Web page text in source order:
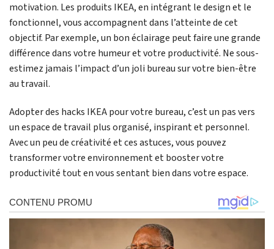
motivation. Les produits IKEA, en intégrant le design et le
fonctionnel, vous accompagnent dans l’atteinte de cet
objectif. Par exemple, un bon éclairage peut faire une grande
différence dans votre humeur et votre productivité. Ne sous-
estimez jamais l’impact d’un joli bureau sur votre bien-être
au travail.
Adopter des hacks IKEA pour votre bureau, c’est un pas vers
un espace de travail plus organisé, inspirant et personnel.
Avec un peu de créativité et ces astuces, vous pouvez
transformer votre environnement et booster votre
productivité tout en vous sentant bien dans votre espace.